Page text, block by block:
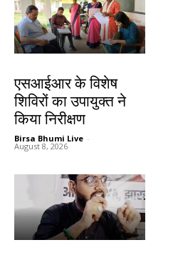
एसआईआर के विशेष
शिविरों का उपायुक्त ने
किया निरीक्षण
Birsa Bhumi Live -
August 8, 2026